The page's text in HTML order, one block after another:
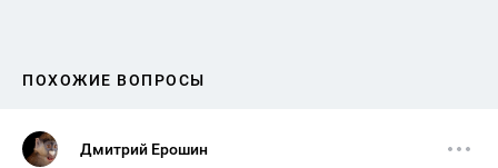
ПОХОЖИЕ ВОПРОСЫ
Дмитрий Ерошин